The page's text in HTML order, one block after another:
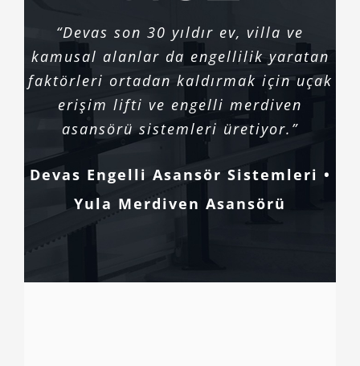
“Devas son 30 yıldır ev, villa ve
kamusal alanlar da engellilik yaratan
faktörleri ortadan kaldırmak için uçak
erişim lifti ve engelli merdiven
asansörü sistemleri üretiyor.”
Devas Engelli Asansör Sistemleri •
Yula Merdiven Asansörü